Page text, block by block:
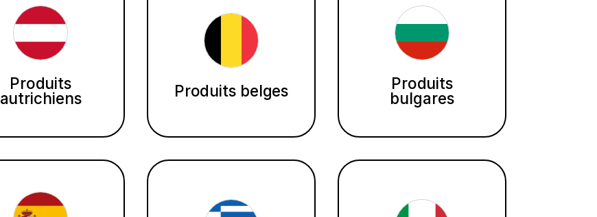
Produits
autrichiens
Produits belges
Produits
bulgares